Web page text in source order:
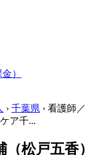
）
› 千葉県 › 看護師／
ア千...
松戸五香）